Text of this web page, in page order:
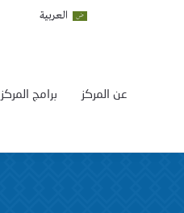
العربية
برامج المركز عن المركز